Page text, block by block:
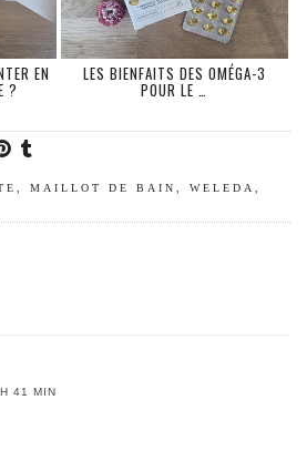
EN
?
LES BIENFAITS DES OMÉGA-3
POUR LE …
, MAILLOT DE BAIN , WELEDA ,
41 MIN